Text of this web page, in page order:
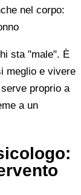
nel corpo:
sta "male". È
meglio e vivere
proprio a
a un